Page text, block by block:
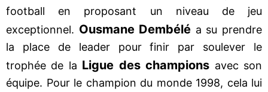
football en proposant un niveau de jeu
exceptionnel. Ousmane Dembélé a su prendre
la place de leader pour finir par soulever le
trophée de la Ligue des champions avec son
équipe. Pour le champion du monde 1998, cela lui